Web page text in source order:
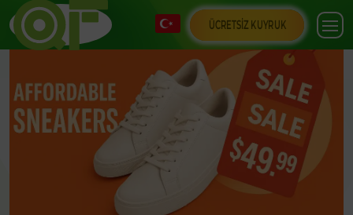
ÜCRETSIZ KUYRUK